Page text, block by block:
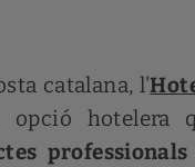
catalana, l'
opció hotelera